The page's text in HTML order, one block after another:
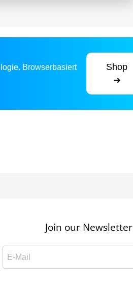
Browserbasiert
Shop
➔
Join our Newsletter